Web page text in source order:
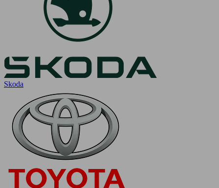
Skoda